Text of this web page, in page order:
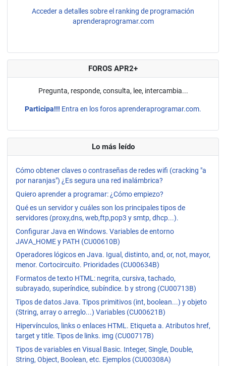
Acceder a detalles sobre el ranking de programación
aprenderaprogramar.com
FOROS APR2+
Pregunta, responde, consulta, lee, intercambia...
Participa!!! Entra en los foros aprenderaprogramar.com.
Lo más leído
Cómo obtener claves o contraseñas de redes wifi (cracking "a
por naranjas") ¿Es segura una red inalámbrica?
Quiero aprender a programar: ¿Cómo empiezo?
Qué es un servidor y cuáles son los principales tipos de
servidores (proxy,dns, web,ftp,pop3 y smtp, dhcp...).
Configurar Java en Windows. Variables de entorno
JAVA_HOME y PATH (CU00610B)
Operadores lógicos en Java. Igual, distinto, and, or, not, mayor,
menor. Cortocircuito. Prioridades (CU00634B)
Formatos de texto HTML: negrita, cursiva, tachado,
subrayado, superíndice, subíndice. b y strong (CU00713B)
Tipos de datos Java. Tipos primitivos (int, boolean...) y objeto
(String, array o arreglo...) Variables (CU00621B)
Hipervínculos, links o enlaces HTML. Etiqueta a. Atributos href,
target y title. Tipos de links. img (CU00717B)
Tipos de variables en Visual Basic. Integer, Single, Double,
String, Object, Boolean, etc. Ejemplos (CU00308A)